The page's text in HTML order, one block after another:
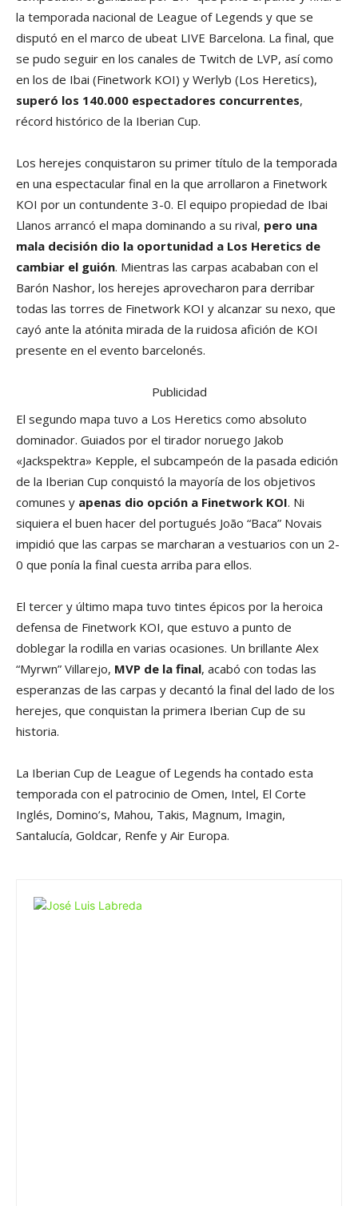
la temporada nacional de League of Legends y que se
disputó en el marco de ubeat LIVE Barcelona. La final, que
se pudo seguir en los canales de Twitch de LVP, así como
en los de Ibai (Finetwork KOI) y Werlyb (Los Heretics),
superó los 140.000 espectadores concurrentes,
récord histórico de la Iberian Cup.
Los herejes conquistaron su primer título de la temporada
en una espectacular final en la que arrollaron a Finetwork
KOI por un contundente 3-0. El equipo propiedad de Ibai
Llanos arrancó el mapa dominando a su rival, pero una
mala decisión dio la oportunidad a Los Heretics de
cambiar el guión. Mientras las carpas acababan con el
Barón Nashor, los herejes aprovecharon para derribar
todas las torres de Finetwork KOI y alcanzar su nexo, que
cayó ante la atónita mirada de la ruidosa afición de KOI
presente en el evento barcelonés.
Publicidad
El segundo mapa tuvo a Los Heretics como absoluto
dominador. Guiados por el tirador noruego Jakob
«Jackspektra» Kepple, el subcampeón de la pasada edición
de la Iberian Cup conquistó la mayoría de los objetivos
comunes y apenas dio opción a Finetwork KOI. Ni
siquiera el buen hacer del portugués João “Baca” Novais
impidió que las carpas se marcharan a vestuarios con un 2-
0 que ponía la final cuesta arriba para ellos.
El tercer y último mapa tuvo tintes épicos por la heroica
defensa de Finetwork KOI, que estuvo a punto de
doblegar la rodilla en varias ocasiones. Un brillante Alex
“Myrwn” Villarejo, MVP de la final, acabó con todas las
esperanzas de las carpas y decantó la final del lado de los
herejes, que conquistan la primera Iberian Cup de su
historia.
La Iberian Cup de League of Legends ha contado esta
temporada con el patrocinio de Omen, Intel, El Corte
Inglés, Domino’s, Mahou, Takis, Magnum, Imagin,
Santalucía, Goldcar, Renfe y Air Europa.